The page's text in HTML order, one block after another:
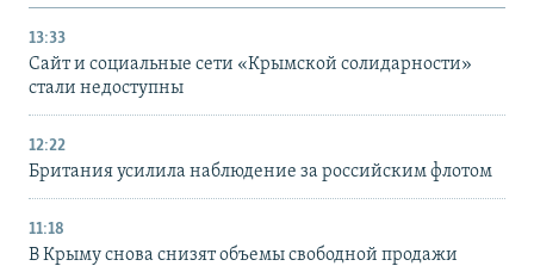
13:33
Сайт и социальные сети «Крымской солидарности»
стали недоступны
12:22
Британия усилила наблюдение за российским флотом
11:18
В Крыму снова снизят объемы свободной продажи